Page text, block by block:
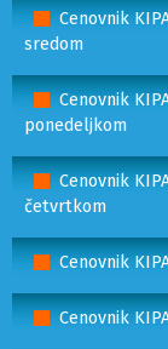
Cenovnik
sredom
Cenovnik
ponedeljkom
Cenovnik
četvrtkom
Cenovnik
Cenovnik